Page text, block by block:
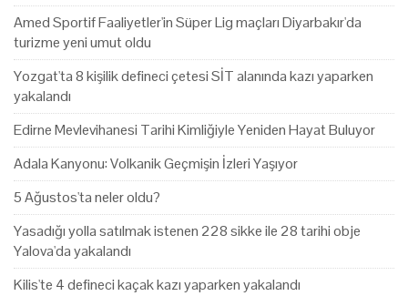
Amed Sportif Faaliyetler'in Süper Lig maçları Diyarbakır'da
turizme yeni umut oldu
Yozgat'ta 8 kişilik defineci çetesi SİT alanında kazı yaparken
yakalandı
Edirne Mevlevihanesi Tarihi Kimliğiyle Yeniden Hayat Buluyor
Adala Kanyonu: Volkanik Geçmişin İzleri Yaşıyor
5 Ağustos'ta neler oldu?
Yasadığı yolla satılmak istenen 228 sikke ile 28 tarihi obje
Yalova'da yakalandı
Kilis'te 4 defineci kaçak kazı yaparken yakalandı